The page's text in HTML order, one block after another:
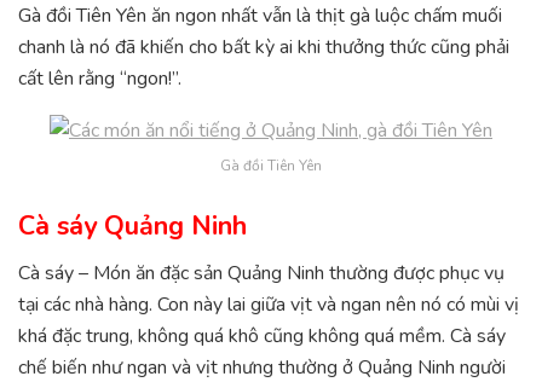
Gà đồi Tiên Yên ăn ngon nhất vẫn là thịt gà luộc chấm muối
chanh là nó đã khiến cho bất kỳ ai khi thưởng thức cũng phải
cất lên rằng “ngon!”.
Gà đồi Tiên Yên
Cà sáy Quảng Ninh
Cà sáy – Món ăn đặc sản Quảng Ninh thường được phục vụ
tại các nhà hàng. Con này lai giữa vịt và ngan nên nó có mùi vị
khá đặc trung, không quá khô cũng không quá mềm. Cà sáy
chế biến như ngan và vịt nhưng thường ở Quảng Ninh người